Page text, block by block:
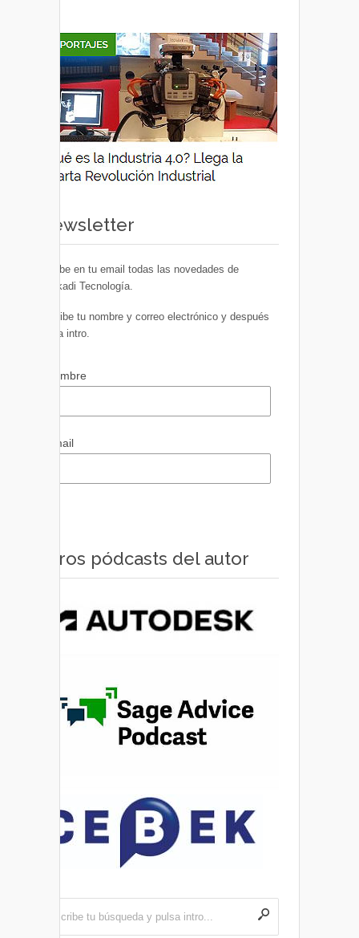
Newsletter
Recibe en tu email todas las novedades de
Euskadi Tecnología.
Escribe tu nombre y correo electrónico y después
pulsa intro.
Nombre
Email
Otros pódcasts del autor